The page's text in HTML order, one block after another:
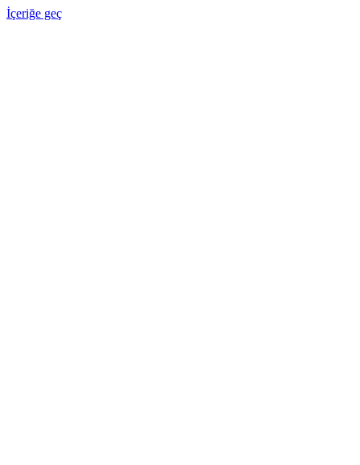
İçeriğe geç